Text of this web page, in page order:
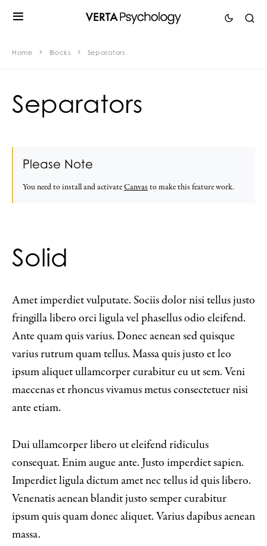
Home Blocks Separators
Separators
Please Note
You need to install and activateCanvasto make this feature work.
Solid
Amet imperdiet vulputate. Sociis dolor nisi tellus justo
fringilla libero orci ligula vel phasellus odio eleifend.
Ante quam quis varius. Donec aenean sed quisque
varius rutrum quam tellus. Massa quis justo et leo
ipsum aliquet ullamcorper curabitur eu ut sem. Veni
maecenas et rhoncus vivamus metus consectetuer nisi
ante etiam.
Dui ullamcorper libero ut eleifend ridiculus
consequat. Enim augue ante. Justo imperdiet sapien.
Imperdiet ligula dictum amet nec tellus id quis libero.
Venenatis aenean blandit justo semper curabitur
ipsum quis quam donec aliquet. Varius dapibus aenean
massa.